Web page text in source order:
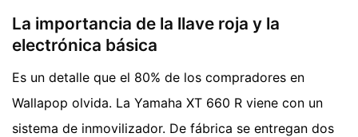
La importancia de la llave roja y la
electrónica básica
Es un detalle que el 80% de los compradores en
Wallapop olvida. La Yamaha XT 660 R viene con un
sistema de inmovilizador. De fábrica se entregan dos